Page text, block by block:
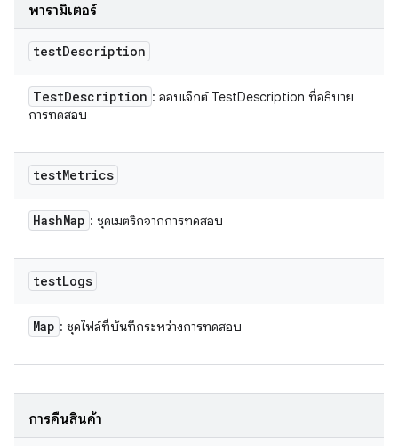
พารามิเตอร์
testDescription
TestDescription : ออบเจ็กต์ TestDescription ที่อธิบาย
การทดสอบ
testMetrics
HashMap : ชุดเมตริกจากการทดสอบ
testLogs
Map : ชุดไฟล์ที่บันทึกระหว่างการทดสอบ
การคืนสินค้า